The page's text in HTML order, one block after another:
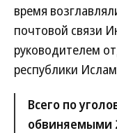
время
почтовой связи
руководителем
республики
Всего по
обвиняемыми